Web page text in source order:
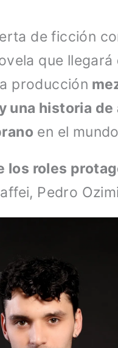
de ficción
que llegará
producción
una historia de
en el
los roles
Pedro